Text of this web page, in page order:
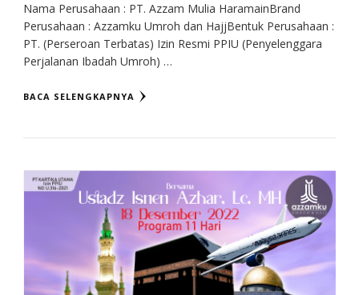
Nama Perusahaan : PT. Azzam Mulia HaramainBrand
Perusahaan : Azzamku Umroh dan HajjBentuk Perusahaan :
PT. (Perseroan Terbatas) Izin Resmi PPIU (Penyelenggara
Perjalanan Ibadah Umroh) …
BACA SELENGKAPNYA